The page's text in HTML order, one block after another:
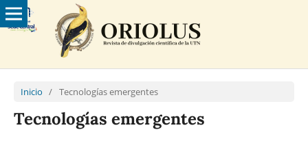
Inicio / Tecnologías emergentes
Tecnologías emergentes